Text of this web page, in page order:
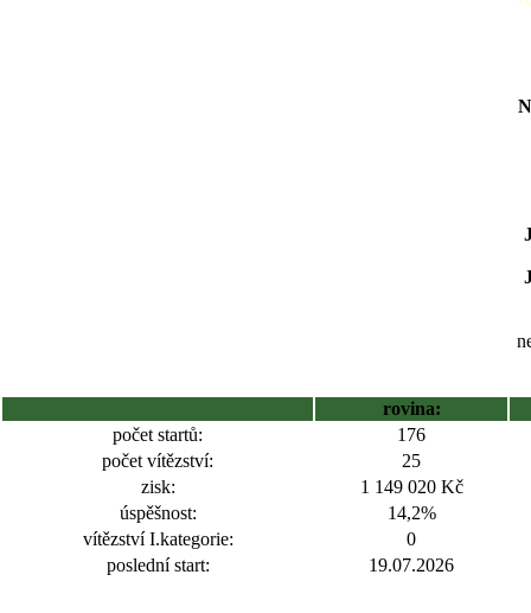
rovina:
počet startů:
176
počet vítězství:
25
zisk:
1 149 020 Kč
úspěšnost:
14,2%
vítězství I.kategorie:
0
poslední start:
19.07.2026